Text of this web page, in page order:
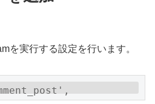
) {
{
を実行する設定を行います。